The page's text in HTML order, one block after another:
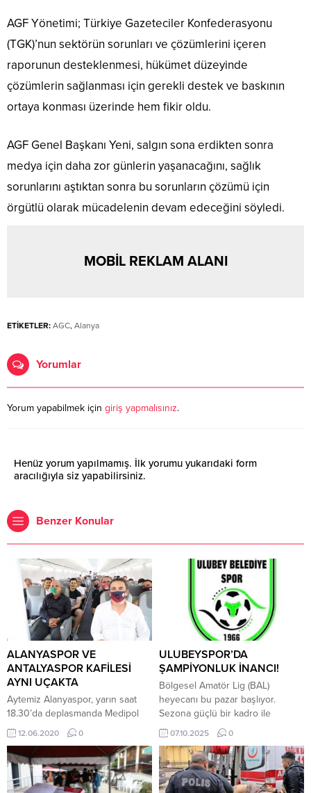
AGF Yönetimi; Türkiye Gazeteciler Konfederasyonu
(TGK)’nun sektörün sorunları ve çözümlerini içeren
raporunun desteklenmesi, hükümet düzeyinde
çözümlerin sağlanması için gerekli destek ve baskının
ortaya konması üzerinde hem fikir oldu.
AGF Genel Başkanı Yeni, salgın sona erdikten sonra
medya için daha zor günlerin yaşanacağını, sağlık
sorunlarını aştıktan sonra bu sorunların çözümü için
örgütlü olarak mücadelenin devam edeceğini söyledi.
MOBİL REKLAM ALANI
ETİKETLER: AGC, Alanya
Yorumlar
Yorum yapabilmek için giriş yapmalısınız.
Henüz yorum yapılmamış. İlk yorumu yukarıdaki form
aracılığıyla siz yapabilirsiniz.
Benzer Konular
ALANYASPOR VE
ANTALYASPOR KAFİLESİ
AYNI UÇAKTA
Aytemiz Alanyaspor, yarın saat
18.30’da deplasmanda Medipol
Başakşehir ile karşılaşacak. Ayrıca
Fraport TAV Antalyaspor da aynı
gün saat 21.00’da Beşiktaş ile
karşılaşacağı için iki kulüp
yönetimi anlaşarak tek
12.06.2020 0
ULUBEYSPOR’DA
ŞAMPİYONLUK İNANCI!
Bölgesel Amatör Lig (BAL)
heyecanı bu pazar başlıyor.
Sezona güçlü bir kadro ile
hazırlanan Ulubey Belediyespor,
taraftarına şampiyonluk sözü
verdi. Kulüpten yapılan
açıklamada, “Bu sezon çok iyi bir
kadro kuruldu. Şampiyonluk
07.10.2025 0